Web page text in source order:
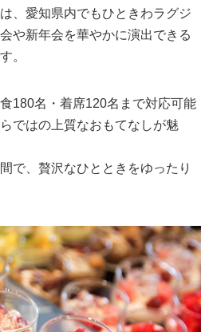
、愛知県内でもひときわラグジ
や新年会を華やかに演出できる
。
180名・着席120名まで対応可能
ではの上質なおもてなしが魅
で、贅沢なひとときをゆったり